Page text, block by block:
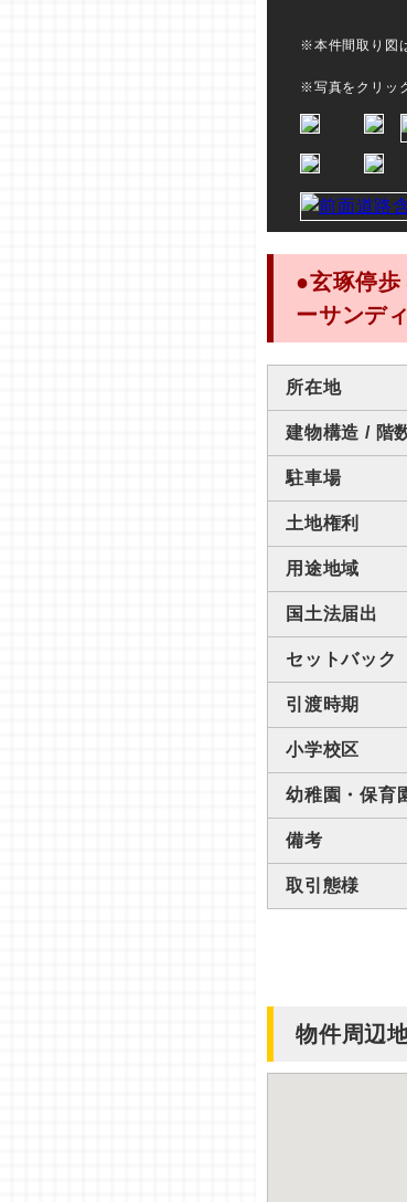
※本件間取り図
※写真をクリッ
●玄琢停
ーサンデ
所在地
建物構造 / 階
駐車場
土地権利
用途地域
国土法届出
セットバック
引渡時期
小学校区
幼稚園・保育
備考
取引態様
物件周辺